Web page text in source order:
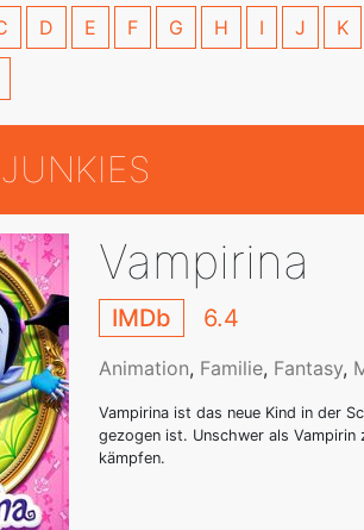
D E F G H I J K
Vampirina
IMDb 6.4
Animation, Familie, Fantasy,
Vampirina ist das neue Kind in der
gezogen ist. Unschwer als
kämpfen.